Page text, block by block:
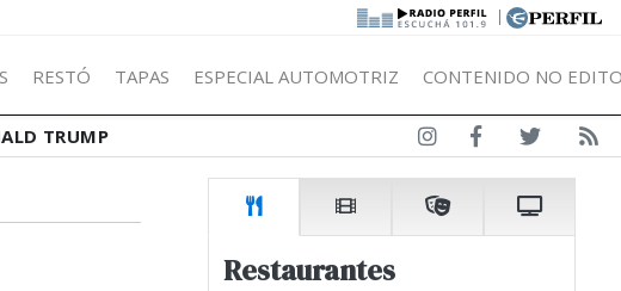
|
RESTÓ TAPAS ESPECIAL AUTOMOTRIZ CONTENIDO NO
TRUMP
Restaurantes